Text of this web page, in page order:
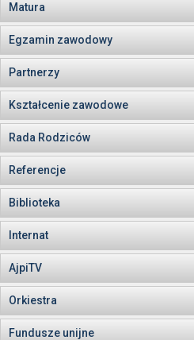
Matura
Egzamin zawodowy
Partnerzy
Kształcenie zawodowe
Rada Rodziców
Referencje
Biblioteka
Internat
AjpiTV
Orkiestra
Fundusze unijne